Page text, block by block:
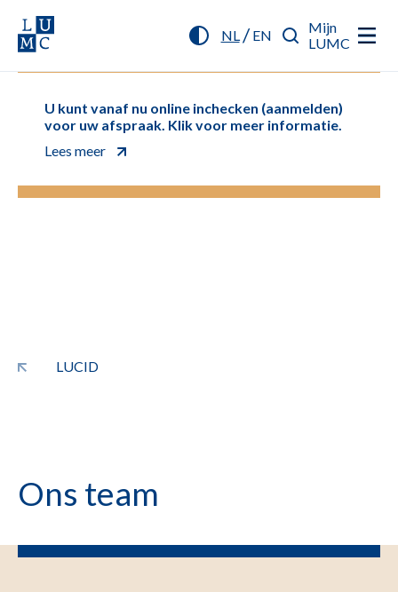
NL/ EN
Mijn
LUMC
U kunt vanaf nu online inchecken (aanmelden)
voor uw afspraak. Klik voor meer informatie.
Lees meer
LUCID
Ons team